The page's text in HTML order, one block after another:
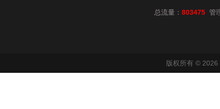
总流量： 803475 管
版权所有 ©